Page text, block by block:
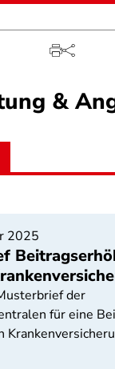
&
2025
der
für eine